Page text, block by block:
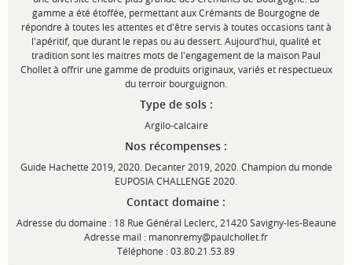
gamme a été étoffée, permettant aux Crémants de Bourgogne de
répondre à toutes les attentes et d'être servis à toutes occasions tant à
l'apéritif, que durant le repas ou au dessert. Aujourd'hui, qualité et
tradition sont les maitres mots de l'engagement de la maison Paul
Chollet à offrir une gamme de produits originaux, variés et respectueux
du terroir bourguignon.
Type de sols :
Argilo-calcaire
Nos récompenses :
Guide Hachette 2019, 2020. Decanter 2019, 2020. Champion du monde
EUPOSIA CHALLENGE 2020.
Contact domaine :
Adresse du domaine : 18 Rue Général Leclerc, 21420 Savigny-les-Beaune
Adresse mail : manonremy@paulchollet.fr
Téléphone : 03.80.21.53.89